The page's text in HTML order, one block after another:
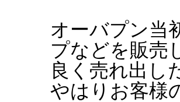
オーバプン当
プなどを販売
良く売れ出し
やはりお客様